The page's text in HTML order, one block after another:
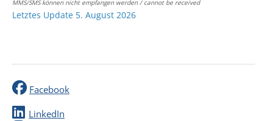
MMS/SMS können nicht empfangen werden / cannot be received
Letztes Update 5. August 2026
Facebook
LinkedIn